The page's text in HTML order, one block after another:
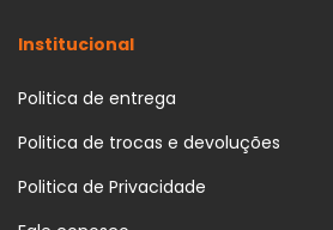
Institucional
Politica de entrega
Politica de trocas e devoluções
Politica de Privacidade